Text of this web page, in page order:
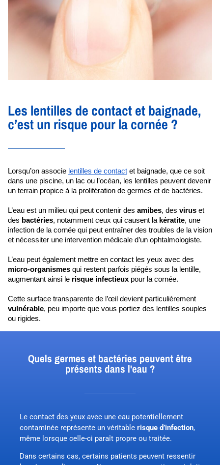
Les lentilles de contact et baignade,
c’est un risque pour la cornée ?
Lorsqu’on associe lentilles de contact et baignade, que ce soit
dans une piscine, un lac ou l’océan, les lentilles peuvent devenir
un terrain propice à la prolifération de germes et de bactéries.
L’eau est un milieu qui peut contenir des amibes, des virus et
des bactéries, notamment ceux qui causent la kératite, une
infection de la cornée qui peut entraîner des troubles de la vision
et nécessiter une intervention médicale d’un ophtalmologiste.
L’eau peut également mettre en contact les yeux avec des
micro-organismes qui restent parfois piégés sous la lentille,
augmentant ainsi le risque infectieux pour la cornée.
vulnérable, peu importe que vous portiez des lentilles souples
ou rigides.
Quels germes et bactéries peuvent être
présents dans l'eau ?
Le contact des yeux avec une eau potentiellement
contaminée représente un véritable risque d’infection,
même lorsque celle-ci paraît propre ou traitée.
Dans certains cas, certains patients peuvent ressentir